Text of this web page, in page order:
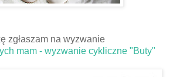
zgłaszam na wyzwanie
mam - wyzwanie cykliczne "Buty"